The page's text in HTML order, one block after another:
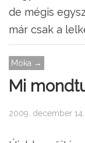
de mégis
már csak a
Móka →
Mi
2009. december 14.